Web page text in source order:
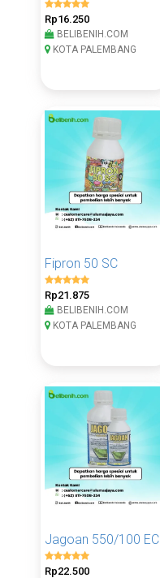
Rp16.250
BELIBENIH.COM
KOTA PALEMBANG
Fipron 50 SC
Rp21.875
BELIBENIH.COM
KOTA PALEMBANG
Jagoan 550/100 EC
Rp22.500